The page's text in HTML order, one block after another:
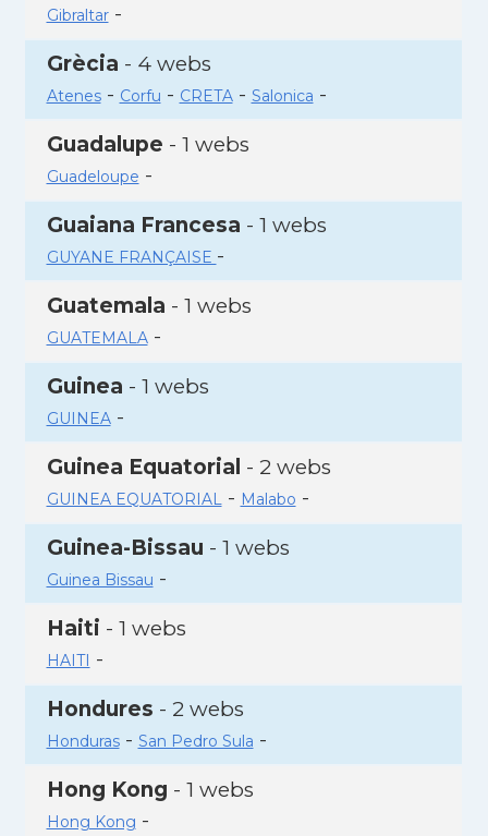
Gibraltar-
Grècia - 4 webs
Atenes- Corfu - CRETA- Salonica -
Guadalupe - 1 webs
Guadeloupe -
Guaiana Francesa - 1 webs
GUYANE FRANÇAISE -
Guatemala - 1 webs
GUATEMALA-
Guinea - 1 webs
GUINEA-
Guinea Equatorial - 2 webs
GUINEA EQUATORIAL- Malabo -
Guinea-Bissau - 1 webs
Guinea Bissau -
Haiti - 1 webs
HAITI -
Hondures - 2 webs
Honduras- San Pedro Sula -
Hong Kong - 1 webs
Hong Kong -